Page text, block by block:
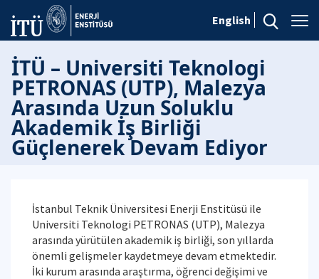
English
İTÜ – Universiti Teknologi
PETRONAS (UTP), Malezya
Arasında Uzun Soluklu
Akademik İş Birliği
Güçlenerek Devam Ediyor
İstanbul Teknik Üniversitesi Enerji Enstitüsü ile
Universiti Teknologi PETRONAS (UTP), Malezya
arasında yürütülen akademik iş birliği, son yıllarda
önemli gelişmeler kaydetmeye devam etmektedir.
İki kurum arasında araştırma, öğrenci değişimi ve